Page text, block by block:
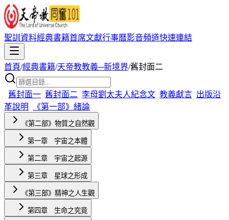
聖訓資料經典書籍首席文獻行事曆影音頻道快速連結
首頁/經典書籍/天帝教教義─新境界/舊封面二
舊封面一 舊封面二 李母劉太夫人紀念文 教義獻言 出版沿
革說明
《第一部》緒論
《第二部》物質之自然觀
第一章 宇宙之本體
第二章 宇宙之起源
第三章 星球之形成
《第三部》精神之人生觀
第四章 生命之究竟